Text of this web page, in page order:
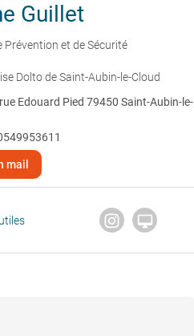
Guillet
Prévention et de Sécurité
Dolto de Saint-Aubin-le-Cloud
Edouard Pied 79450 Saint-Aubin-le-
mail
